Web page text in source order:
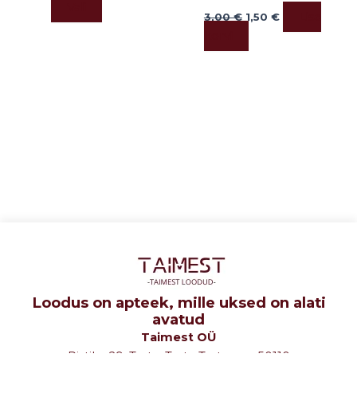
3,00€ 1,50 €
Loodus on apteek, mille uksed on alati
avatud
Taimest OÜ
Ristiku 29, Tartu, Tartu Tartumaa 50110